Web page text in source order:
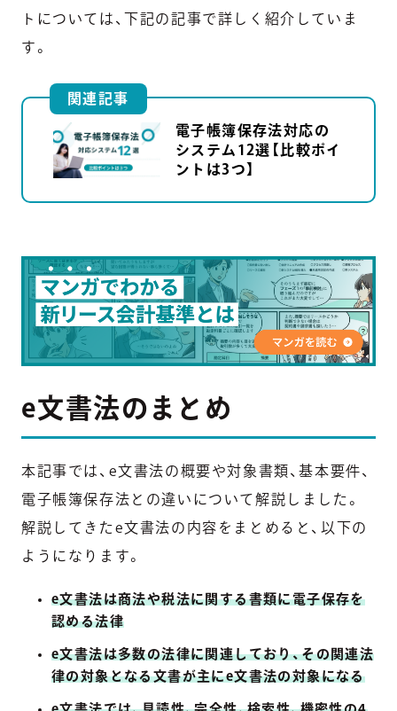
トについては、下記の記事で詳しく紹介していま
す。
関連記事
電子帳簿保存法対応の
システム12選【比較ポイ
ントは3つ】
e文書法のまとめ
本記事では、e文書法の概要や対象書類、基本要件、
電子帳簿保存法との違いについて解説しました。
解説してきたe文書法の内容をまとめると、以下の
ようになります。
e文書法は商法や税法に関する書類に電子保存を
認める法律
e文書法は多数の法律に関連しており、その関連法
律の対象となる文書が主にe文書法の対象になる
e文書法では、見読性、完全性、検索性、機密性の4